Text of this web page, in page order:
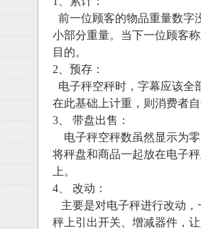
前一位顾客的物品重量数字
小部分重量。当下一位顾客
目的。
2、预存：
电子秤空秤时，字幕应该全
在此基础上计重，则消费者
3、 带盘出售：
电子秤空秤数虽然显示为
将秤盘和商品一起放在电子
上。
4、 改动：
主要是对电子秤进行改动
秤上引出开关、增减器件，